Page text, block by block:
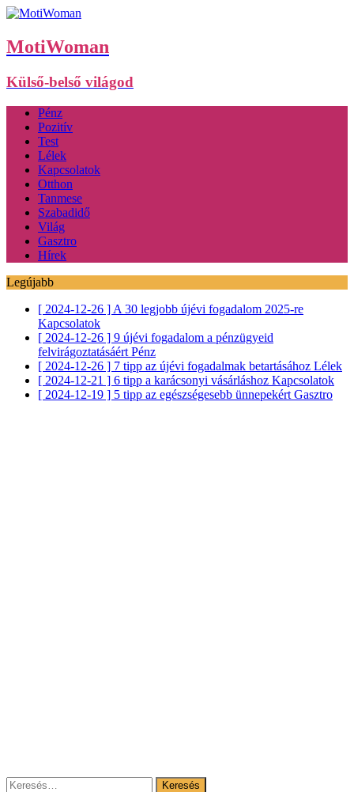
MotiWoman
Külső-belső világod
Pénz
Pozitív
Test
Lélek
Kapcsolatok
Otthon
Tanmese
Szabadidő
Világ
Gasztro
Hírek
Legújabb
[ 2024-12-26 ] A 30 legjobb újévi fogadalom 2025-re
Kapcsolatok
[ 2024-12-26 ] 9 újévi fogadalom a pénzügyeid
felvirágoztatásáért Pénz
[ 2024-12-26 ] 7 tipp az újévi fogadalmak betartásához Lélek
[ 2024-12-21 ] 6 tipp a karácsonyi vásárláshoz Kapcsolatok
[ 2024-12-19 ] 5 tipp az egészségesebb ünnepekért Gasztro
Keresés: